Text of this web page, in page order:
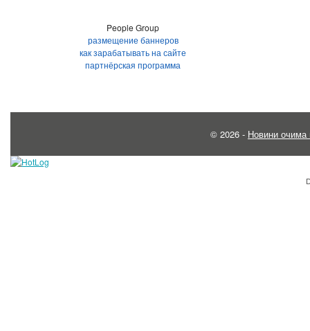
People Group
размещение баннеров
как зарабатывать на сайте
партнёрская программа
© 2026 - Новини очима